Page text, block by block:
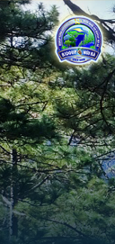
Skip
to
content